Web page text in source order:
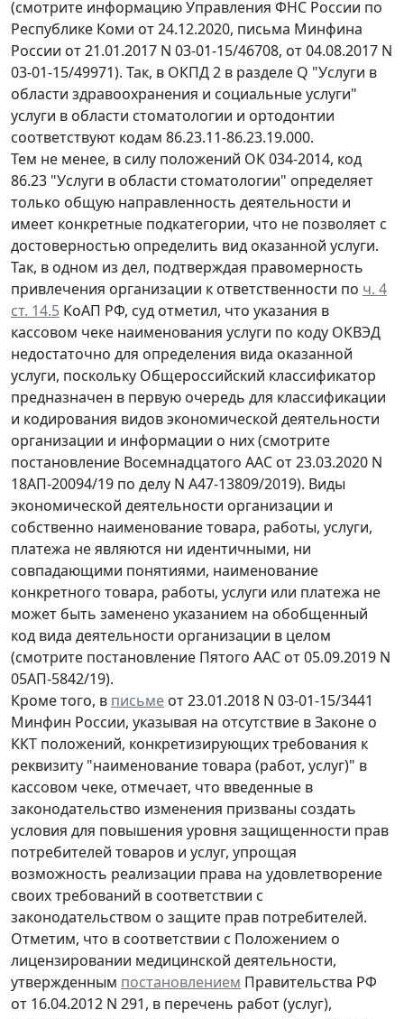
(смотрите информацию Управления ФНС России по
Республике Коми от 24.12.2020, письма Минфина
России от 21.01.2017 N 03-01-15/46708, от 04.08.2017 N
03-01-15/49971). Так, в ОКПД 2 в разделе Q "Услуги в
области здравоохранения и социальные услуги"
услуги в области стоматологии и ортодонтии
соответствуют кодам 86.23.11-86.23.19.000.
Тем не менее, в силу положений ОК 034-2014, код
86.23 "Услуги в области стоматологии" определяет
только общую направленность деятельности и
имеет конкретные подкатегории, что не позволяет с
достоверностью определить вид оказанной услуги.
Так, в одном из дел, подтверждая правомерность
привлечения организации к ответственности по ч. 4
ст. 14.5 КоАП РФ, суд отметил, что указания в
кассовом чеке наименования услуги по коду ОКВЭД
недостаточно для определения вида оказанной
услуги, поскольку Общероссийский классификатор
предназначен в первую очередь для классификации
и кодирования видов экономической деятельности
организации и информации о них (смотрите
постановление Восемнадцатого ААС от 23.03.2020 N
18АП-20094/19 по делу N А47-13809/2019). Виды
экономической деятельности организации и
собственно наименование товара, работы, услуги,
платежа не являются ни идентичными, ни
совпадающими понятиями, наименование
конкретного товара, работы, услуги или платежа не
может быть заменено указанием на обобщенный
код вида деятельности организации в целом
(смотрите постановление Пятого ААС от 05.09.2019 N
05АП-5842/19).
Кроме того, в письме от 23.01.2018 N 03-01-15/3441
Минфин России, указывая на отсутствие в Законе о
ККТ положений, конкретизирующих требования к
реквизиту "наименование товара (работ, услуг)" в
кассовом чеке, отмечает, что введенные в
законодательство изменения призваны создать
условия для повышения уровня защищенности прав
потребителей товаров и услуг, упрощая
возможность реализации права на удовлетворение
своих требований в соответствии с
законодательством о защите прав потребителей.
Отметим, что в соответствии с Положением о
лицензировании медицинской деятельности,
утвержденным постановлением Правительства РФ
от 16.04.2012 N 291, в перечень работ (услуг),